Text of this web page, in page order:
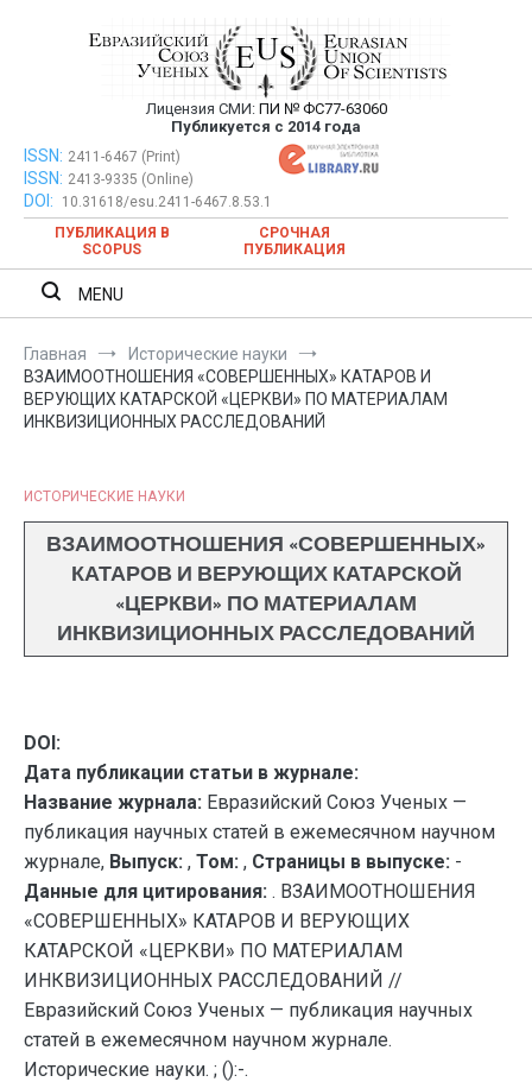
Евразийский Союз Ученых —
публикация научных статей в
ежемесячном научном журнале
Лицензия СМИ: ПИ № ФС77-63060
Публикуется с 2014 года
Евразийский Союз Ученых — публикация научных статей в
ежемесячном научном журнале
ISSN: 2411-6467 (Print)
ISSN: 2413-9335 (Online)
DOI:
10.31618/esu.2411-6467.8.53.1
ПУБЛИКАЦИЯ В
SCOPUS
СРОЧНАЯ
ПУБЛИКАЦИЯ
MENU
Главная
Исторические науки
ВЗАИМООТНОШЕНИЯ «СОВЕРШЕННЫХ» КАТАРОВ И
ВЕРУЮЩИХ КАТАРСКОЙ «ЦЕРКВИ» ПО МАТЕРИАЛАМ
ИНКВИЗИЦИОННЫХ РАССЛЕДОВАНИЙ
ИСТОРИЧЕСКИЕ НАУКИ
ВЗАИМООТНОШЕНИЯ «СОВЕРШЕННЫХ»
КАТАРОВ И ВЕРУЮЩИХ КАТАРСКОЙ
«ЦЕРКВИ» ПО МАТЕРИАЛАМ
ИНКВИЗИЦИОННЫХ РАССЛЕДОВАНИЙ
DOI:
Дата публикации статьи в журнале:
Название журнала: Евразийский Союз Ученых —
публикация научных статей в ежемесячном научном
журнале, Выпуск: , Том: , Страницы в выпуске: -
Данные для цитирования: . ВЗАИМООТНОШЕНИЯ
«СОВЕРШЕННЫХ» КАТАРОВ И ВЕРУЮЩИХ
КАТАРСКОЙ «ЦЕРКВИ» ПО МАТЕРИАЛАМ
ИНКВИЗИЦИОННЫХ РАССЛЕДОВАНИЙ //
Евразийский Союз Ученых — публикация научных
статей в ежемесячном научном журнале.
Исторические науки. ; ():-.